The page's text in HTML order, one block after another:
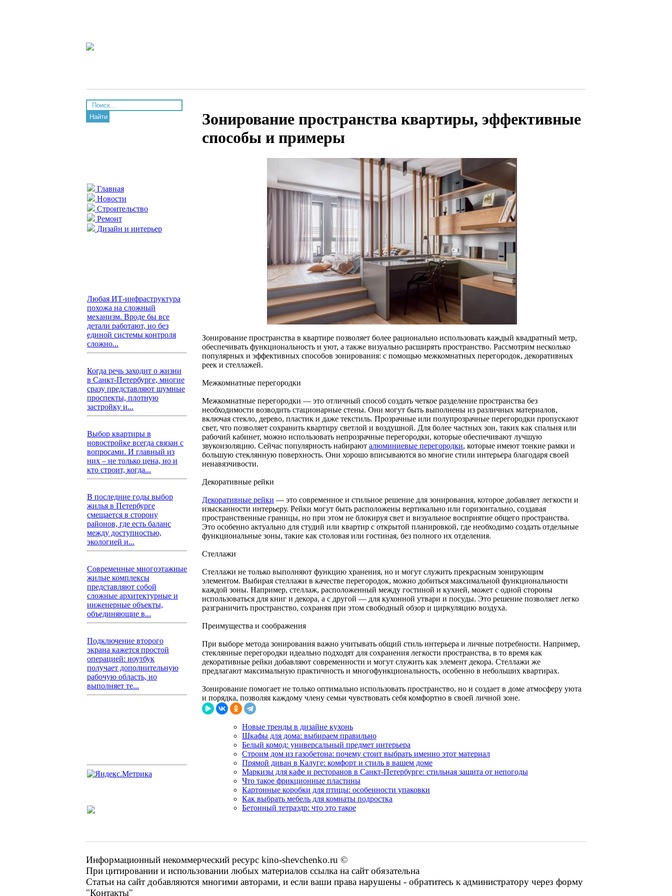
Найти
Главная
Новости
Строительство
Ремонт
Дизайн и интерьер
Любая ИТ-инфраструктура
похожа на сложный
механизм. Вроде бы все
детали работают, но без
единой системы контроля
сложно...
Когда речь заходит о жизни
в Санкт-Петербурге, многие
сразу представляют шумные
проспекты, плотную
застройку и...
Выбор квартиры в
новостройке всегда связан с
вопросами. И главный из
них – не только цена, но и
кто строит, когда...
В последние годы выбор
жилья в Петербурге
смещается в сторону
районов, где есть баланс
между доступностью,
экологией и...
Современные многоэтажные
жилые комплексы
представляют собой
сложные архитектурные и
инженерные объекты,
объединяющие в...
Подключение второго
экрана кажется простой
операцией: ноутбук
получает дополнительную
рабочую область, но
выполняет те...
Зонирование пространства квартиры, эффективные
способы и примеры
Зонирование пространства в квартире позволяет более рационально использовать каждый квадратный метр,
обеспечивать функциональность и уют, а также визуально расширять пространство. Рассмотрим несколько
популярных и эффективных способов зонирования: с помощью межкомнатных перегородок, декоративных
реек и стеллажей.
Межкомнатные перегородки
Межкомнатные перегородки — это отличный способ создать четкое разделение пространства без
необходимости возводить стационарные стены. Они могут быть выполнены из различных материалов,
включая стекло, дерево, пластик и даже текстиль. Прозрачные или полупрозрачные перегородки пропускают
свет, что позволяет сохранить квартиру светлой и воздушной. Для более частных зон, таких как спальня или
рабочий кабинет, можно использовать непрозрачные перегородки, которые обеспечивают лучшую
звукоизоляцию. Сейчас популярность набирают алюминиевые перегородки, которые имеют тонкие рамки и
большую стеклянную поверхность. Они хорошо вписываются во многие стили интерьера благодаря своей
ненавязчивости.
Декоративные рейки
Декоративные рейки — это современное и стильное решение для зонирования, которое добавляет легкости и
изысканности интерьеру. Рейки могут быть расположены вертикально или горизонтально, создавая
пространственные границы, но при этом не блокируя свет и визуальное восприятие общего пространства.
Это особенно актуально для студий или квартир с открытой планировкой, где необходимо создать отдельные
функциональные зоны, такие как столовая или гостиная, без полного их отделения.
Стеллажи
Стеллажи не только выполняют функцию хранения, но и могут служить прекрасным зонирующим
элементом. Выбирая стеллажи в качестве перегородок, можно добиться максимальной функциональности
каждой зоны. Например, стеллаж, расположенный между гостиной и кухней, может с одной стороны
использоваться для книг и декора, а с другой — для кухонной утвари и посуды. Это решение позволяет легко
разграничить пространство, сохраняя при этом свободный обзор и циркуляцию воздуха.
Преимущества и соображения
При выборе метода зонирования важно учитывать общий стиль интерьера и личные потребности. Например,
стеклянные перегородки идеально подходят для сохранения легкости пространства, в то время как
декоративные рейки добавляют современности и могут служить как элемент декора. Стеллажи же
предлагают максимальную практичность и многофункциональность, особенно в небольших квартирах.
Зонирование помогает не только оптимально использовать пространство, но и создает в доме атмосферу уюта
и порядка, позволяя каждому члену семьи чувствовать себя комфортно в своей личной зоне.
Новые тренды в дизайне кухонь
Шкафы для дома: выбираем правильно
Белый комод: универсальный предмет интерьера
Строим дом из газобетона: почему стоит выбрать именно этот материал
Прямой диван в Калуге: комфорт и стиль в вашем доме
Маркизы для кафе и ресторанов в Санкт-Петербурге: стильная защита от непогоды
Что такое фрикционные пластины
Картонные коробки для птицы: особенности упаковки
Как выбрать мебель для комнаты подростка
Бетонный тетраэдр: что это такое
Информационный некоммерческий ресурс kino-shevchenko.ru ©
При цитировании и использовании любых материалов ссылка на сайт обязательна
Статьи на сайт добавляются многими авторами, и если ваши права нарушены - обратитесь к администратору через форму
"Контакты"